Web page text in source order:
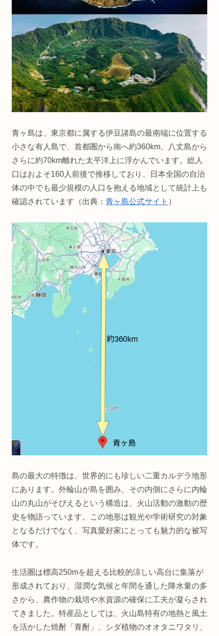
青ヶ島は、東京都に属する伊豆諸島の最南端に位置する
小さな有人島で、首都圏から南へ約360km、八丈島から
さらに約70km離れた太平洋上に浮かんでいます。総人
口はおよそ160人前後で推移しており、日本全国の自治
体の中でも最少規模の人口を抱える地域として統計上も
確認されています（出典： 青ヶ島公式サイト ）
島の最大の特徴は、世界的にも珍しい二重カルデラ地形
にあります。外輪山が島を囲み、その内側にさらに内輪
山の丸山がそびえるという構造は、火山活動の激動の歴
史を物語っています。この地形は観光や学術研究の対象
となるだけでなく、写真愛好家にとっても魅力的な被写
体です。
生活圏は標高250mを超える比較的涼しい高台に集落が
形成されており、湿潤な気候と年間を通した降水量の多
さから、農作物の栽培や水資源の確保に工夫が凝らされ
てきました。特産品としては、火山島特有の地熱と風土
を活かした焼酎「青酎」、シダ植物のオオタニワタリ、